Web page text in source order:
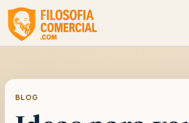
BLOG